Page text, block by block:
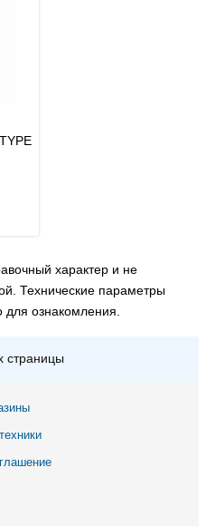
характер и не
Технические параметры
ознакомления.
страницы